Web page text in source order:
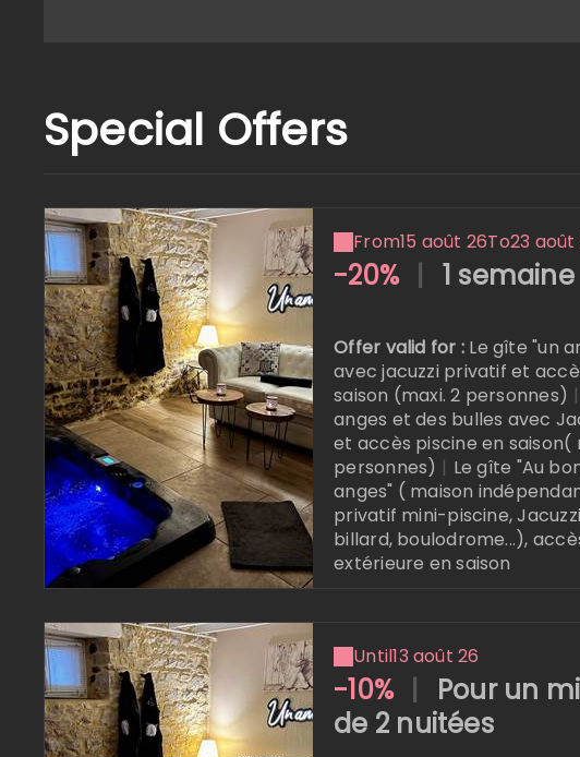
Special Offers
From15 août 26To23 août
-20% 1 semaine
Offer valid for : Le gîte "un
avec jacuzzi privatif et
saison (maxi. 2 personnes) |
anges et des bulles avec
et accès piscine en saison(
personnes) | Le gîte "Au
anges" ( maison
privatif mini-piscine,
billard, boulodrome...),
extérieure en saison
Online reservation
Until13 août 26
-10%
Pour un
de 2 nuitées